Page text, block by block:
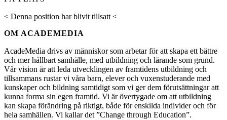
< Denna position har blivit tillsatt <
OM ACADEMEDIA
AcadeMedia drivs av människor som arbetar för att skapa ett bättre
och mer hållbart samhälle, med utbildning och lärande som grund.
Vår vision är att leda utvecklingen av framtidens utbildning och
tillsammans rustar vi våra barn, elever och vuxenstuderande med
kunskaper och bildning samtidigt som vi ger dem förutsättningar att
kunna forma sin egen framtid. Vi är övertygade om att utbildning
kan skapa förändring på riktigt, både för enskilda individer och för
hela samhällen. Vi kallar det ”Change through Education”.